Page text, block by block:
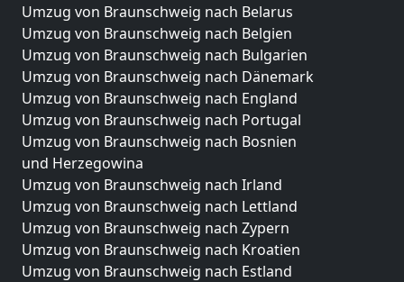
Umzug von Braunschweig nach Belarus
Umzug von Braunschweig nach Belgien
Umzug von Braunschweig nach Bulgarien
Umzug von Braunschweig nach Dänemark
Umzug von Braunschweig nach England
Umzug von Braunschweig nach Portugal
Umzug von Braunschweig nach Bosnien
und Herzegowina
Umzug von Braunschweig nach Irland
Umzug von Braunschweig nach Lettland
Umzug von Braunschweig nach Zypern
Umzug von Braunschweig nach Kroatien
Umzug von Braunschweig nach Estland